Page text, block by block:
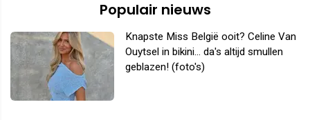
Populair nieuws
Knapste Miss België ooit? Celine Van
Ouytsel in bikini... da's altijd smullen
geblazen! (foto's)